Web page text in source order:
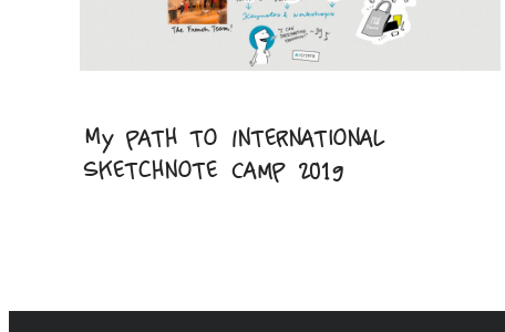
My path to International
Sketchnote Camp 2019